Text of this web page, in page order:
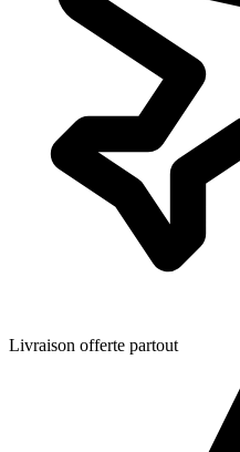
Livraison offerte partout